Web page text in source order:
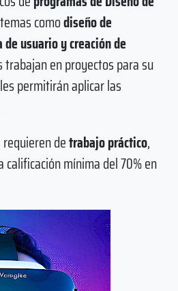
comodiseño de
usuario y creación de
trabajan en proyectos para su
permitirán aplicar las
detrabajo práctico,
mínima del 70% en